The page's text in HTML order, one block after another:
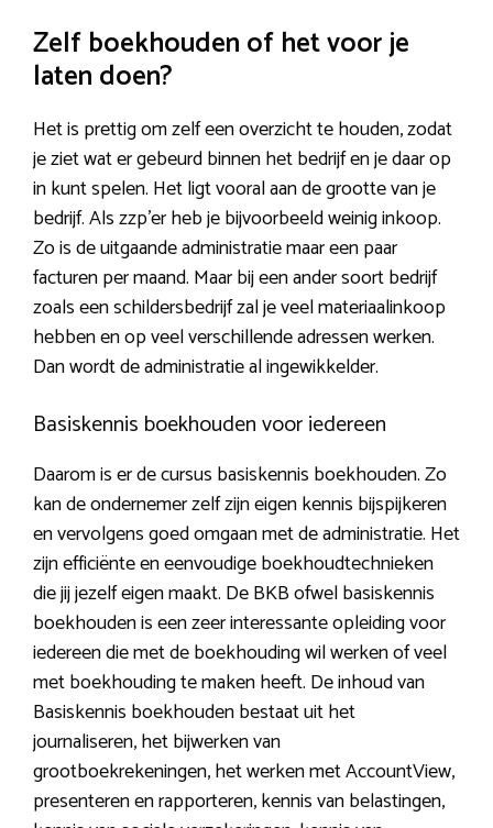
Zelf boekhouden of het voor je
laten doen?
Het is prettig om zelf een overzicht te houden, zodat
je ziet wat er gebeurd binnen het bedrijf en je daar op
in kunt spelen. Het ligt vooral aan de grootte van je
bedrijf. Als zzp’er heb je bijvoorbeeld weinig inkoop.
Zo is de uitgaande administratie maar een paar
facturen per maand. Maar bij een ander soort bedrijf
zoals een schildersbedrijf zal je veel materiaalinkoop
hebben en op veel verschillende adressen werken.
Dan wordt de administratie al ingewikkelder.
Basiskennis boekhouden voor iedereen
Daarom is er de cursus basiskennis boekhouden. Zo
kan de ondernemer zelf zijn eigen kennis bijspijkeren
en vervolgens goed omgaan met de administratie. Het
zijn efficiënte en eenvoudige boekhoudtechnieken
die jij jezelf eigen maakt. De BKB ofwel basiskennis
boekhouden is een zeer interessante opleiding voor
iedereen die met de boekhouding wil werken of veel
met boekhouding te maken heeft. De inhoud van
Basiskennis boekhouden bestaat uit het
journaliseren, het bijwerken van
grootboekrekeningen, het werken met AccountView,
presenteren en rapporteren, kennis van belastingen,